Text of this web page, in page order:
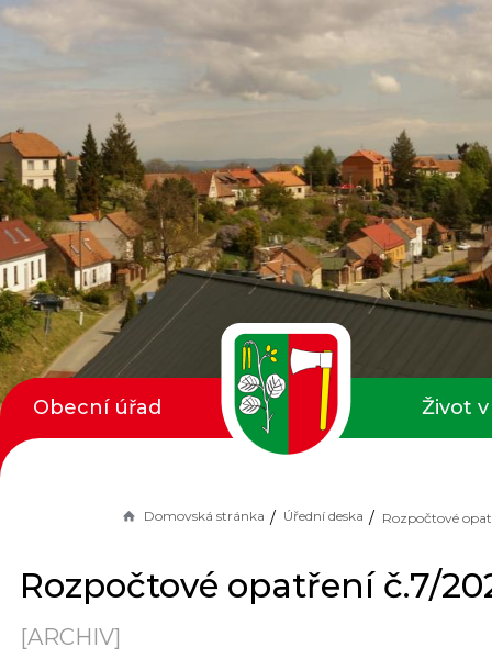
Domovská stránka Úřední deska
Rozpočtové opatření č.7/
[ARCHIV]
Obecní úřad Život